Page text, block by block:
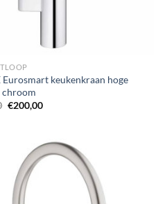
Eurosmart keukenkraan hoge
Oorspronkelijke
€200,00Huidige